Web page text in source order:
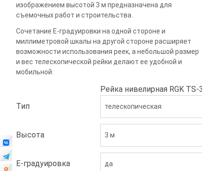
изображением высотой 3 м предназначена для
съемочных работ и строительства.
Сочетание Е-градуировки на одной стороне и
миллиметровой шкалы на другой стороне расширяет
возможности использования реек, а небольшой размер
и вес телескопической рейки делают ее удобной и
мобильной.
Рейка нивелирная RGK TS-3
Тип
телескопическая
Высота 3 м
Е-градуировка да